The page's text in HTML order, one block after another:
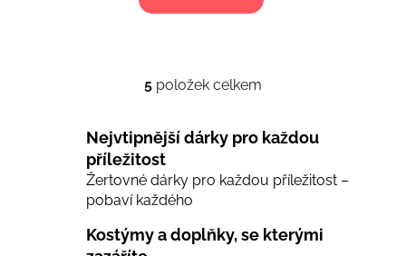
O
l
d
í
5 položek celkem
Nejvtipnější dárky pro každou
příležitost
Žertovné dárky pro každou příležitost –
pobaví každého
Kostýmy a doplňky, se kterými